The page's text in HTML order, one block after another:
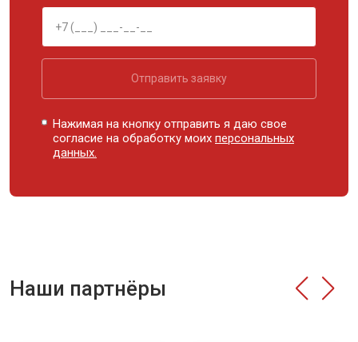
Отправить заявку
Нажимая на кнопку отправить я даю свое
согласие на обработку моихперсональных
данных.
Наши партнёры